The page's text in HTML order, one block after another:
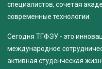
специалистов, сочетая
современные технологии.
Сегодня ТГФЭУ - это
международное
активная студенческая